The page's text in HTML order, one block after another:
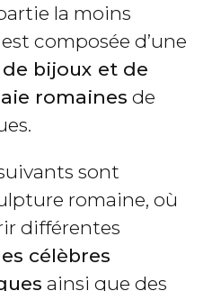
la moins
composée d’une
bijoux et de
romaines de
sont
romaine, où
différentes
célèbres
ainsi que des